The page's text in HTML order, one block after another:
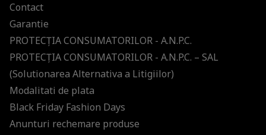
Contact
Garantie
PROTECŢIA CONSUMATORILOR - A.N.P.C.
PROTECŢIA CONSUMATORILOR - A.N.P.C. – SAL
(Solutionarea Alternativa a Litigiilor)
Modalitati de plata
Black Friday Fashion Days
Anunturi rechemare produse